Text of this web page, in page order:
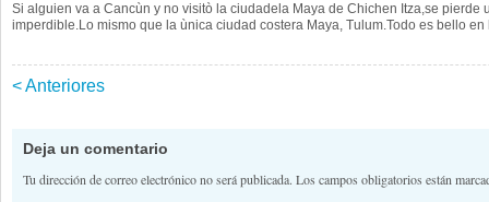
Si alguien va a Cancùn y no visitò la ciudadela Maya de Chichen Itza,se pierde
imperdible.Lo mismo que la ùnica ciudad costera Maya, Tulum.Todo es bello
< Anteriores
Deja un comentario
Tu dirección de correo electrónico no será publicada. Los campos obligatorios están